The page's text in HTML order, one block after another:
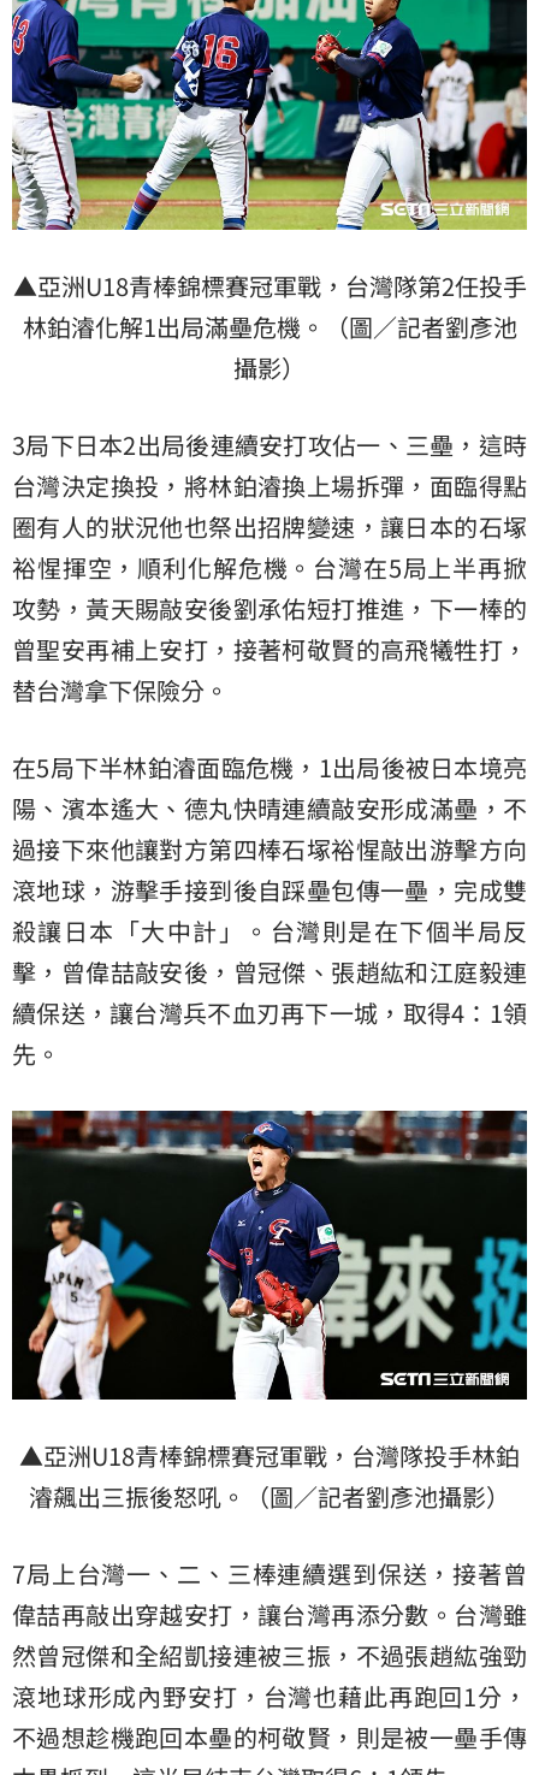
▲亞洲U18青棒錦標賽冠軍戰，台灣隊第2任投手
林鉑濬化解1出局滿壘危機。（圖／記者劉彥池
攝影）
3局下日本2出局後連續安打攻佔一、三壘，這時
台灣決定換投，將林鉑濬換上場拆彈，面臨得點
圈有人的狀況他也祭出招牌變速，讓日本的石塚
裕惺揮空，順利化解危機。台灣在5局上半再掀
攻勢，黃天賜敲安後劉承佑短打推進，下一棒的
曾聖安再補上安打，接著柯敬賢的高飛犧牲打，
替台灣拿下保險分。
在5局下半林鉑濬面臨危機，1出局後被日本境亮
陽、濱本遙大、德丸快晴連續敲安形成滿壘，不
過接下來他讓對方第四棒石塚裕惺敲出游擊方向
滾地球，游擊手接到後自踩壘包傳一壘，完成雙
殺讓日本「大中計」。台灣則是在下個半局反
擊，曾偉喆敲安後，曾冠傑、張趙紘和江庭毅連
續保送，讓台灣兵不血刃再下一城，取得4：1領
先。
▲亞洲U18青棒錦標賽冠軍戰，台灣隊投手林鉑
濬飆出三振後怒吼。（圖／記者劉彥池攝影）
7局上台灣一、二、三棒連續選到保送，接著曾
偉喆再敲出穿越安打，讓台灣再添分數。台灣雖
然曾冠傑和全紹凱接連被三振，不過張趙紘強勁
滾地球形成內野安打，台灣也藉此再跑回1分，
不過想趁機跑回本壘的柯敬賢，則是被一壘手傳